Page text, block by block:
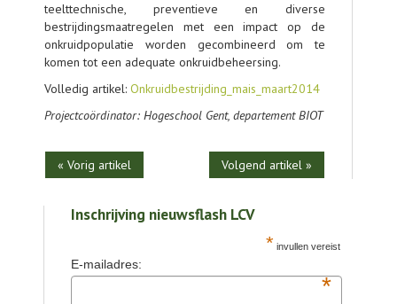
teelttechnische, preventieve en diverse
bestrijdingsmaatregelen met een impact op de
onkruidpopulatie worden gecombineerd om te
komen tot een adequate onkruidbeheersing.
Volledig artikel: Onkruidbestrijding_mais_maart2014
Projectcoördinator: Hogeschool Gent, departement BIOT
« Vorig artikel Volgend artikel »
Inschrijving nieuwsflash LCV
* invullen vereist
E-mailadres:
*